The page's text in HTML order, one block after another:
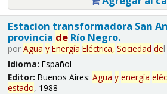
Estacion transformadora San
provincia deRío Negro.
por Agua y Energía Eléctrica, Sociedad del
Idioma: Español
Editor: Buenos Aires: Agua y energía
estado, 1988